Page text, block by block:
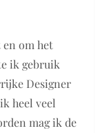
en om het
ik gebruik
Designer
heel veel
mag ik de